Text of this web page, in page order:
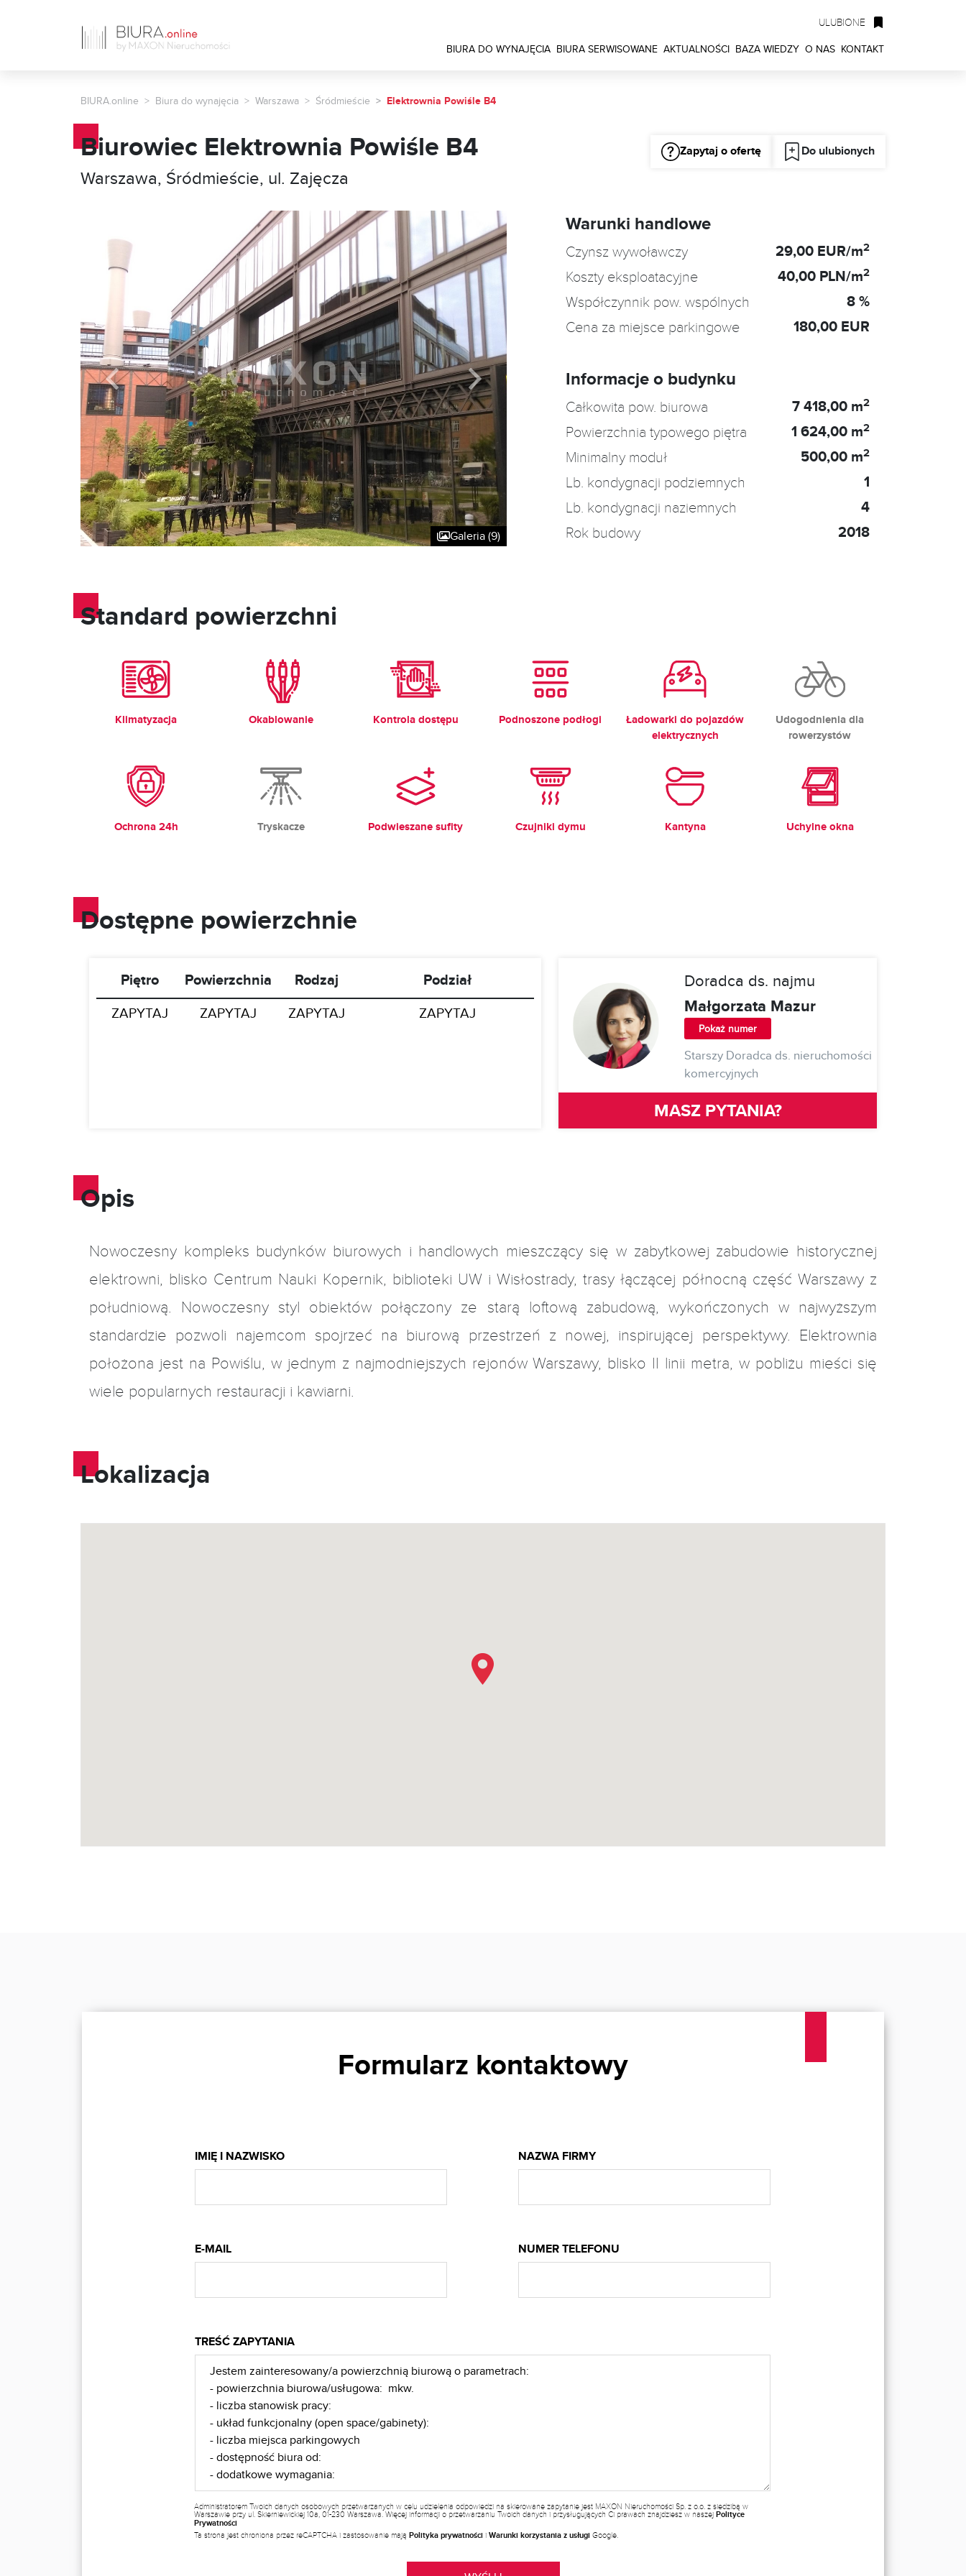
ULUBIONE
BIURA DO WYNAJĘCIA BIURA SERWISOWANE AKTUALNOŚCI BAZA WIEDZY O NAS KONTAKT
BIURA.online Biura do wynajęcia Warszawa Śródmieście Elektrownia Powiśle B4
Biurowiec Elektrownia Powiśle B4
Warszawa, Śródmieście, ul. Zajęcza
Zapytaj o ofertę Do ulubionych
Galeria (9)
Warunki handlowe
Czynsz wywoławczy 29,00 EUR/m2
Koszty eksploatacyjne 40,00 PLN/m2
Współczynnik pow. wspólnych 8 %
Cena za miejsce parkingowe 180,00 EUR
Informacje o budynku
Całkowita pow. biurowa 7 418,00 m2
Powierzchnia typowego piętra 1 624,00 m2
Minimalny moduł 500,00 m2
Lb. kondygnacji podziemnych 1
Lb. kondygnacji naziemnych 4
Rok budowy 2018
Standard powierzchni
Klimatyzacja Okablowanie Kontrola dostępu Podnoszone podłogi
Ładowarki do pojazdów
elektrycznych
Udogodnienia dla
rowerzystów
Ochrona 24h Tryskacze Podwieszane sufity Czujniki dymu Kantyna Uchylne okna
Dostępne powierzchnie
Piętro Powierzchnia Rodzaj Podział
ZAPYTAJ ZAPYTAJ ZAPYTAJ ZAPYTAJ
Doradca ds. najmu
Małgorzata Mazur
Pokaż numer
Starszy Doradca ds. nieruchomości
komercyjnych
MASZ PYTANIA?
Opis
Nowoczesny kompleks budynków biurowych i handlowych mieszczący się w zabytkowej zabudowie historycznej
elektrowni, blisko Centrum Nauki Kopernik, biblioteki UW i Wisłostrady, trasy łączącej północną część Warszawy z
południową. Nowoczesny styl obiektów połączony ze starą loftową zabudową, wykończonych w najwyższym
standardzie pozwoli najemcom spojrzeć na biurową przestrzeń z nowej, inspirującej perspektywy. Elektrownia
położona jest na Powiślu, w jednym z najmodniejszych rejonów Warszawy, blisko II linii metra, w pobliżu mieści się
wiele popularnych restauracji i kawiarni.
Lokalizacja
Formularz kontaktowy
IMIĘ I NAZWISKO NAZWA FIRMY
E-MAIL NUMER TELEFONU
TREŚĆ ZAPYTANIA
Administratorem Twoich danych osobowych przetwarzanych w celu udzielenia odpowiedzi na skierowane zapytanie jest MAXON Nieruchomości Sp. z o.o. z siedzibą w
Warszawie przy ul. Skierniewickiej 10a, 01-230 Warszawa. Więcej informacji o przetwarzaniu Twoich danych i przysługujących Ci prawach znajdziesz w naszejPolityce
Prywatności
Ta strona jest chroniona przez reCAPTCHA i zastosowanie mająPolityka prywatności iWarunki korzystania z usługi Google.